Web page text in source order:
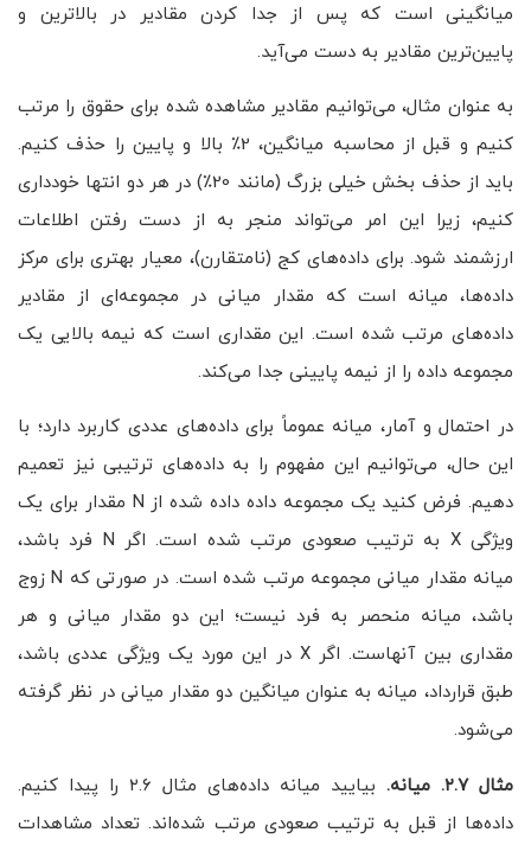
میانگینی است که پس از جدا کردن مقادیر در بالاترین و
پایین‌ترین مقادیر به دست می‌آید.
به عنوان مثال، می‌توانیم مقادیر مشاهده شده برای حقوق را مرتب
کنیم و قبل از محاسبه میانگین، 2٪ بالا و پایین را حذف کنیم.
باید از حذف بخش خیلی بزرگ (مانند 20٪) در هر دو انتها خودداری
کنیم، زیرا این امر می‌تواند منجر به از دست رفتن اطلاعات
ارزشمند شود. برای داده‌های کج (نامتقارن)، معیار بهتری برای مرکز
داده‌ها، میانه است که مقدار میانی در مجموعه‌ای از مقادیر
داده‌های مرتب شده است. این مقداری است که نیمه بالایی یک
مجموعه داده را از نیمه پایینی جدا می‌کند.
در احتمال و آمار، میانه عموماً برای داده‌های عددی کاربرد دارد؛ با
این حال، می‌توانیم این مفهوم را به داده‌های ترتیبی نیز تعمیم
دهیم. فرض کنید یک مجموعه داده داده شده از N مقدار برای یک
ویژگی X به ترتیب صعودی مرتب شده است. اگر N فرد باشد،
میانه مقدار میانی مجموعه مرتب شده است. در صورتی که N زوج
باشد، میانه منحصر به فرد نیست؛ این دو مقدار میانی و هر
مقداری بین آنهاست. اگر X در این مورد یک ویژگی عددی باشد،
طبق قرارداد، میانه به عنوان میانگین دو مقدار میانی در نظر گرفته
می‌شود.
مثال ۲.۷. میانه.
بیایید میانه داده‌های مثال ۲.۶ را پیدا کنیم.
داده‌ها از قبل به ترتیب صعودی مرتب شده‌اند. تعداد مشاهدات